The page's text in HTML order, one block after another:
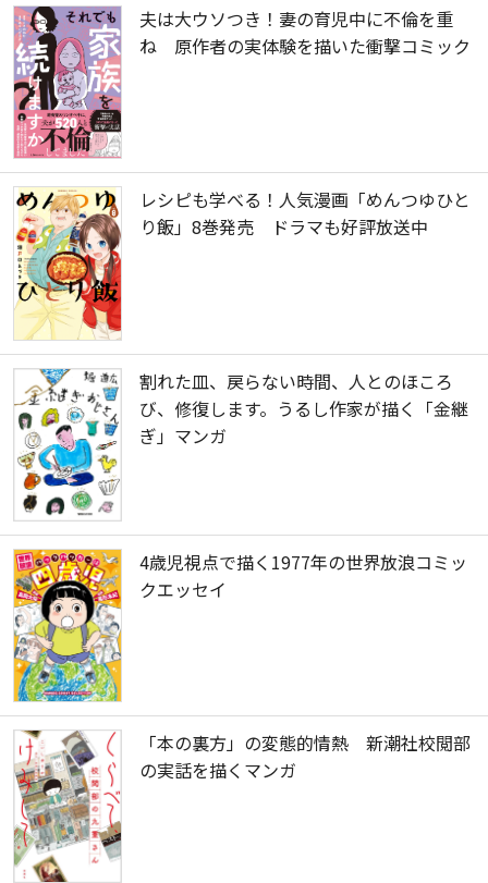
夫は大ウソつき！妻の育児中に不倫を重
ね 原作者の実体験を描いた衝撃コミック
レシピも学べる！人気漫画「めんつゆひと
り飯」8巻発売 ドラマも好評放送中
割れた皿、戻らない時間、人とのほころ
び、修復します。うるし作家が描く「金継
ぎ」マンガ
4歳児視点で描く1977年の世界放浪コミッ
クエッセイ
「本の裏方」の変態的情熱 新潮社校閲部
の実話を描くマンガ